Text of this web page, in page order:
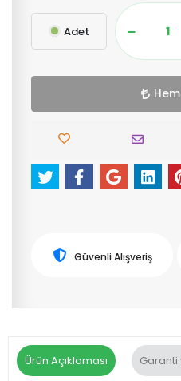
Adet
Güvenli Alışveriş
Ürün Açıklaması Garanti